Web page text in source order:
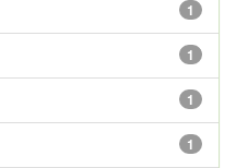
1
1
1
1